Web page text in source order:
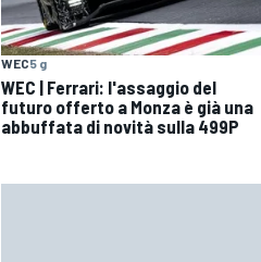
WEC5 g
WEC | Ferrari: l'assaggio del
futuro offerto a Monza è già una
abbuffata di novità sulla 499P